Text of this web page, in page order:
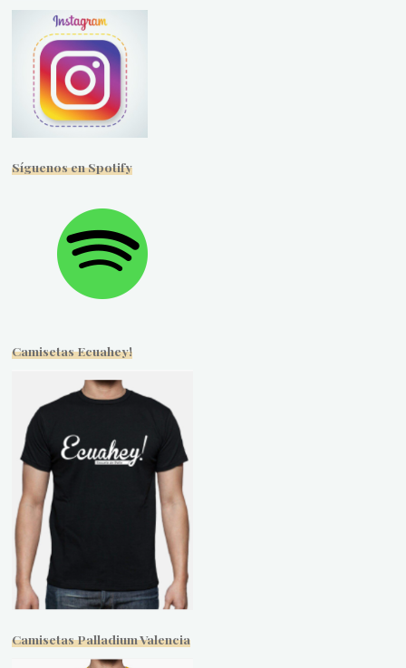
Síguenos en Spotify
Camisetas Ecuahey!
Camisetas Palladium Valencia